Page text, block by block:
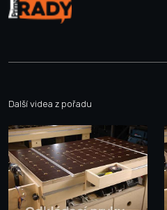
Další videa z pořadu